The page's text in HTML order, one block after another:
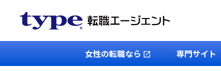
女性の転職なら 専門サイト